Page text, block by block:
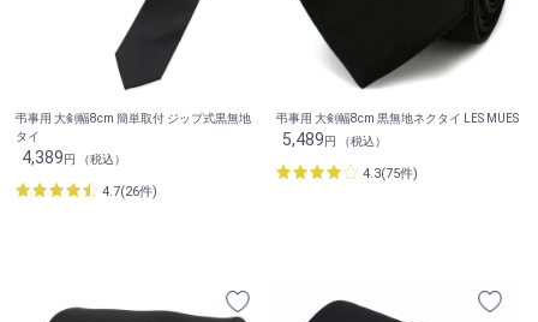
弔事用 大剣幅8cm 簡単取付 ジップ式黒無地
タイ
4,389円 （税込）
4.7(26件)
弔事用 大剣幅8cm 黒無地ネクタイ LES MUES
5,489円 （税込）
4.3(75件)